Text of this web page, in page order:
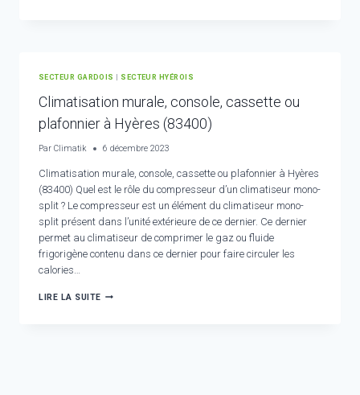
ET
CLIMATISATION
SECTEUR GARDOIS SECTEUR HYÉROIS
Climatisation murale, console, cassette ou
plafonnier à Hyères (83400)
Par Climatik 6 décembre 2023
Climatisation murale, console, cassette ou plafonnier à Hyères
(83400) Quel est le rôle du compresseur d’un climatiseur mono-
split ? Le compresseur est un élément du climatiseur mono-
split présent dans l’unité extérieure de ce dernier. Ce dernier
permet au climatiseur de comprimer le gaz ou fluide
frigorigène contenu dans ce dernier pour faire circuler les
calories…
LIRE LA SUITECLIMATISATION